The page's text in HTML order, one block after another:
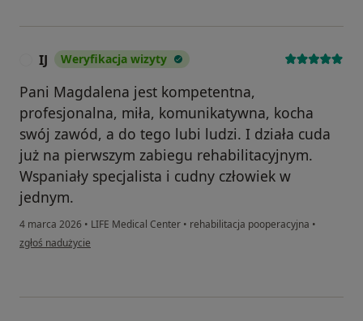
IJ Weryfikacja wizyty
Pani Magdalena jest kompetentna,
profesjonalna, miła, komunikatywna, kocha
swój zawód, a do tego lubi ludzi. I działa cuda
już na pierwszym zabiegu rehabilitacyjnym.
Wspaniały specjalista i cudny człowiek w
jednym.
4 marca 2026 • LIFE Medical Center • rehabilitacja pooperacyjna •
w opinii użytkownika IJ
zgłoś nadużycie